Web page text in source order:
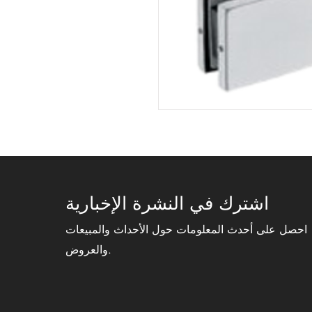
اشترك في النشرة الإخبارية
احصل على أحدث المعلومات حول الأحداث والمبيعات
والعروض.